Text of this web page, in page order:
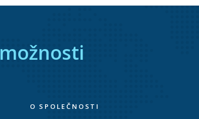
možnosti
O SPOLEČNOSTI